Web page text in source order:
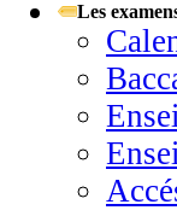
Les